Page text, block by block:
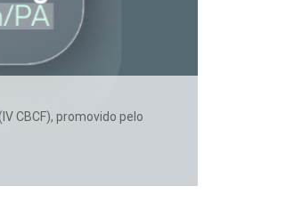
CBCF), promovido pelo